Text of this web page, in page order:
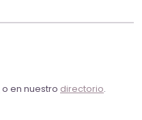
o en nuestro directorio.